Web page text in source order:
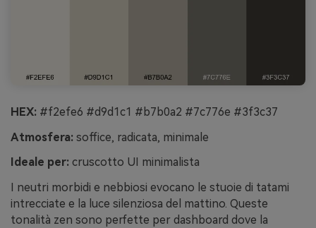
HEX: #f2efe6 #d9d1c1 #b7b0a2 #7c776e #3f3c37
Atmosfera: soffice, radicata, minimale
Ideale per: cruscotto UI minimalista
I neutri morbidi e nebbiosi evocano le stuoie di tatami
intrecciate e la luce silenziosa del mattino. Queste
tonalità zen sono perfette per dashboard dove la